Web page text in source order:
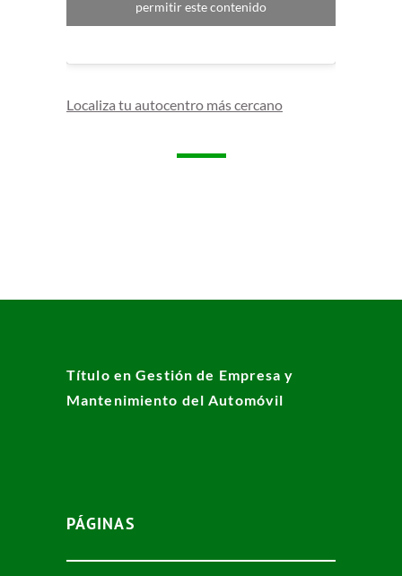
permitir este contenido
Localiza tu autocentro más cercano
Título en Gestión de Empresa y
Mantenimiento del Automóvil
PÁGINAS